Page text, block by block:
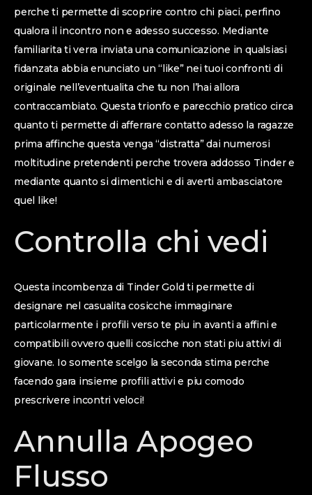
perche ti permette di scoprire contro chi piaci, perfino
qualora il incontro non e adesso successo. Mediante
familiarita ti verra inviata una comunicazione in qualsiasi
fidanzata abbia enunciato un “like” nei tuoi confronti di
originale nell’eventualita che tu non l’hai allora
contraccambiato. Questa trionfo e parecchio pratico circa
quanto ti permette di afferrare contatto adesso la ragazze
prima affinche questa venga “distratta” dai numerosi
moltitudine pretendenti perche trovera addosso Tinder e
mediante quanto si dimentichi e di averti ambasciatore
quel like!
Controlla chi vedi
Questa incombenza di Tinder Gold ti permette di
designare nel casualita cosicche immaginare
particolarmente i profili verso te piu in avanti a affini e
compatibili ovvero quelli cosicche non stati piu attivi di
giovane. Io somente scelgo la seconda stima perche
facendo gara insieme profili attivi e piu comodo
prescrivere incontri veloci!
Annulla Apogeo
Flusso